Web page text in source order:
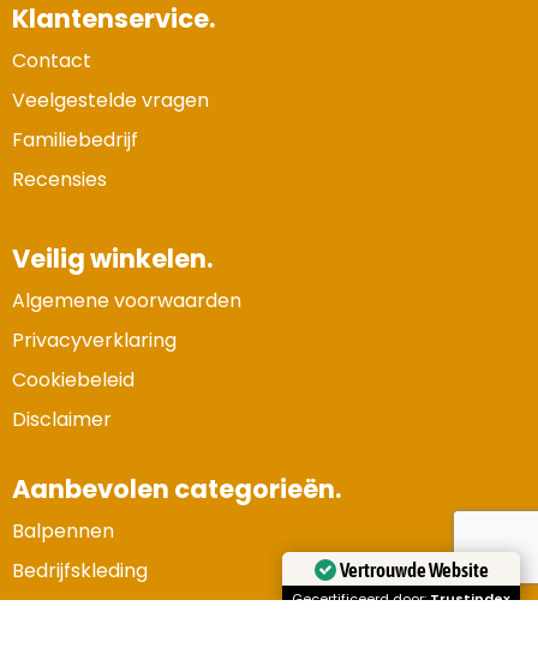
Klantenservice.
Contact
Veelgestelde vragen
Familiebedrijf
Recensies
Veilig winkelen.
Algemene voorwaarden
Privacyverklaring
Cookiebeleid
Disclaimer
Aanbevolen categorieën.
Balpennen
Bedrijfskleding
Vertrouwde Website
Gecertificeerd door:Trustindex